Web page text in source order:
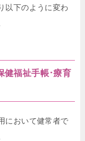
以下のように変わ
健福祉手帳･療育
において健常者で